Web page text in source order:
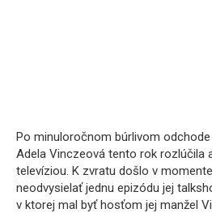
Po minuloročnom búrlivom
Adela Vinczeová tento rok rozlúčila
televíziou. K zvratu došlo v
neodvysielať jednu epizódu jej
v ktorej mal byť hosťom jej manžel